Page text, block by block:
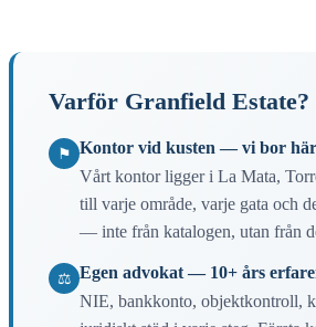
Varför Granfield Estate?
⚑ Kontor vid kusten — vi bor här
Vårt kontor ligger i La Mata,
till varje område, varje gata och
— inte från katalogen, utan från
⚖ Egen advokat — 10+ års
NIE, bankkonto, objektkontroll,